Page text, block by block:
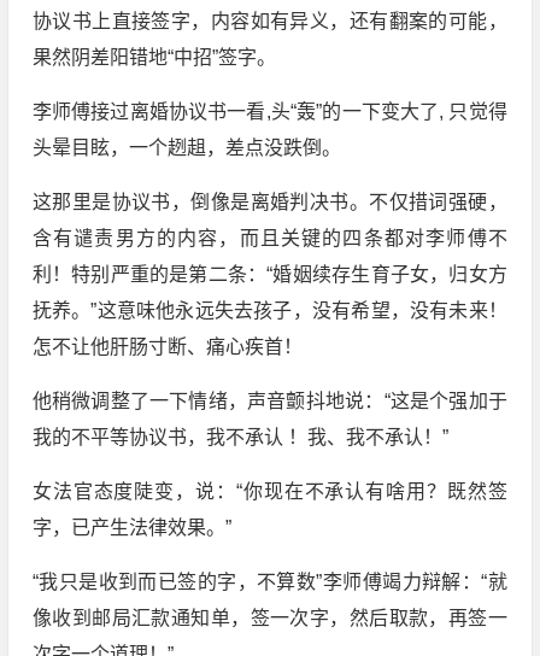
协议书上直接签字，内容如有异义，还有翻案的可能，
果然阴差阳错地“中招”签字。
李师傅接过离婚协议书一看,头“轰”的一下变大了, 只觉得
头晕目眩，一个趔趄，差点没跌倒。
这那里是协议书，倒像是离婚判决书。不仅措词强硬，
含有谴责男方的内容，而且关键的四条都对李师傅不
利！特别严重的是第二条：“婚姻续存生育子女，归女方
抚养。”这意味他永远失去孩子，没有希望，没有未来！
怎不让他肝肠寸断、痛心疾首！
他稍微调整了一下情绪，声音颤抖地说：“这是个强加于
我的不平等协议书，我不承认 ！我、我不承认！”
女法官态度陡变，说：“你现在不承认有啥用？既然签
字，已产生法律效果。”
“我只是收到而已签的字，不算数”李师傅竭力辩解：“就
像收到邮局汇款通知单，签一次字，然后取款，再签一